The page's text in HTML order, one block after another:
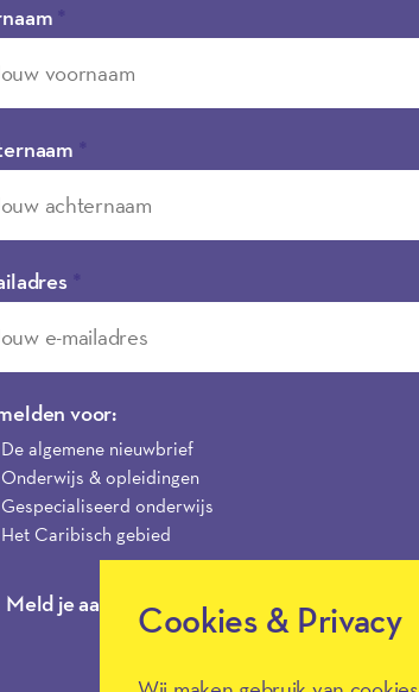
Cookies & Privacy
voor:
De algemene nieuwbrief
Onderwijs & opleidingen
Gespecialiseerd onderwijs
Het Caribisch gebied
Meld je aan